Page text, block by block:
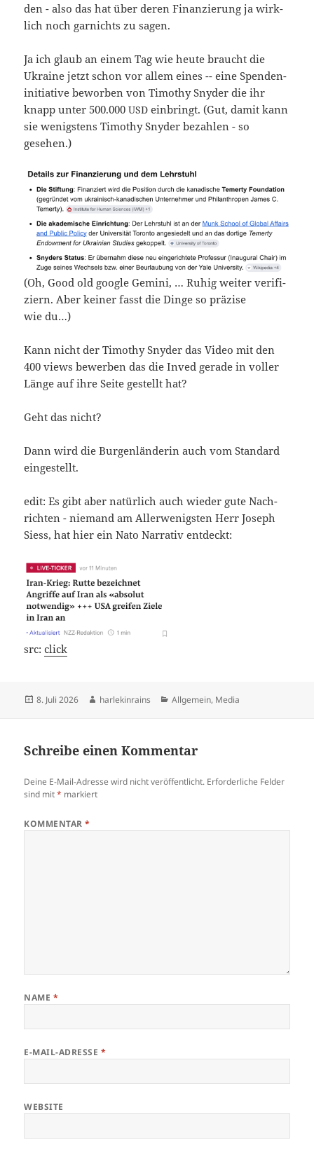
den - also das hat über deren Finan­zie­rung ja wirk­
lich noch gar­nichts zu sagen.
Ja ich glaub an einem Tag wie heu­te braucht die
Ukrai­ne jetzt schon vor allem eines -- eine Spen­den­
in­itia­ti­ve bewor­ben von Timo­thy Sny­der die ihr
knapp unter 500.000USD ein­bringt. (Gut, damit kann
sie wenigs­tens Timo­thy Sny­der bezah­len - so
gesehen.)
(Oh, Good old goog­le Gemi­ni, … Ruhig wei­ter veri­fi­
zi­ern. Aber kei­ner fasst die Din­ge so prä­zi­se
wie du…)
Kann nicht der Timo­thy Sny­der das Video mit den
400 views bewer­ben das die Inved gera­de in vol­ler
Län­ge auf ihre Sei­te gestellt hat?
Geht das nicht?
Dann wird die Bur­gen­län­de­rin auch vom Stan­dard
eingestellt.
edit: Es gibt aber natür­lich auch wie­der gute Nach­
rich­ten - nie­mand am Aller­we­nigs­ten Herr Joseph
Siess, hat hier ein Nato Nar­ra­tiv entdeckt:
src:click
Veröffentlicht
8. Juli 2026 Autor
harlekinrains Kategorien
Allgemein, Media
Schreibe einen Kommentar
Deine E-Mail-Adresse wird nicht veröffentlicht. Erforderliche Felder
sind mit* markiert
KOMMENTAR*
NAME *
E-MAIL-ADRESSE *
WEBSITE